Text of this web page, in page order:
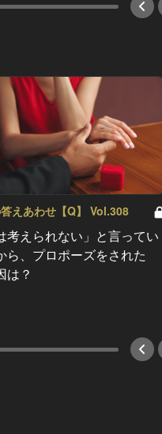
えあわせ【Q】 Vol.308
考えられない」と言ってい
ら、プロポーズをされた
は？